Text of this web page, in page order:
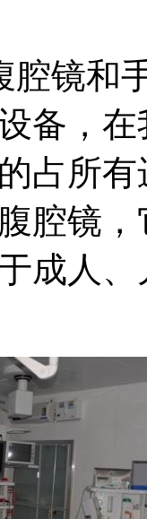
腔镜和
备，
占所
腔镜
成人